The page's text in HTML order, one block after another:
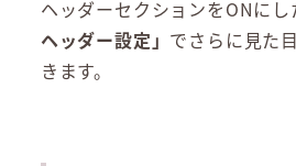
ヘッダーセクションをONにし
ヘッダー設定」 でさらに見た
きます。